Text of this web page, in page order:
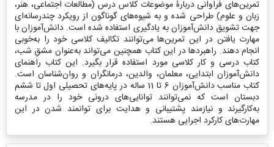
تمرین‌های فراوانی دربارۀ موضوعات کلاس درس (مطالعات اجتماعی، هنر،
زبان و علوم) طراحی‌ شده و به شیوه‌های گوناگون از رویکرد چندرسانه‌ای
جهت تشویق دانش‌آموزان به یادگیری استفاده ‌شده است. دانش‌آموزان با
مهارت یافتن در این تمرین‌ها می‌توانند تکالیف کلاسی خود را به‌خوبی
انجام دهند. راهبردها در این کتاب همچنین می‌تواند به‌عنوان مشقِ شب،
کتاب درسی و کار کلاسی مورد استفاده قرار بگیرد. این کتاب راهنمای
دانش‌آموزان ابتدایی، معلمان، والدین، درمانگران و روان‌شناسان است.
کتاب مناسب دانش‌آموزان 6 تا 11 ساله در پایه‌های تحصیلی اول تا ششم
دبستان است که نمی‌توانند توانایی‌های درونی خود را در مدرسه
به‌کارگیرند و نیازمند پشتیبانی و هدایت برای توانمند شدن در این
مهارت‌های کارکرد اجرایی هستند.